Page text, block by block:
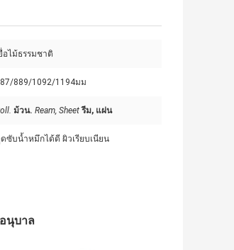
อไม้ธรรมชาติ
889/1092/1194มม
ม้วน. Ream, Sheet รีม, แผ่น
ซับน้ำหมึกได้ดี ผิวเรียบเนียน
นุบาล